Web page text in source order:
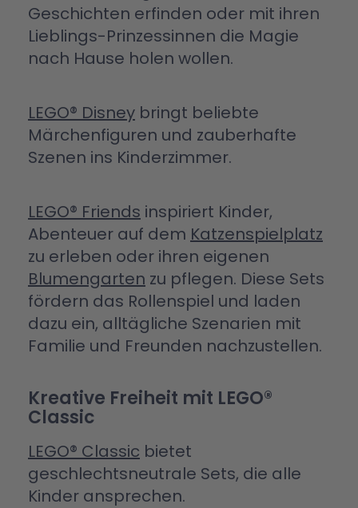
Geschichten erfinden oder mit ihren
Lieblings-Prinzessinnen die Magie
nach Hause holen wollen.
LEGO® Disney bringt beliebte
Märchenfiguren und zauberhafte
Szenen ins Kinderzimmer.
LEGO® Friends inspiriert Kinder,
Abenteuer auf dem Katzenspielplatz
zu erleben oder ihren eigenen
Blumengarten zu pflegen. Diese Sets
fördern das Rollenspiel und laden
dazu ein, alltägliche Szenarien mit
Familie und Freunden nachzustellen.
Kreative Freiheit mit LEGO®
Classic
LEGO® Classic bietet
geschlechtsneutrale Sets, die alle
Kinder ansprechen.